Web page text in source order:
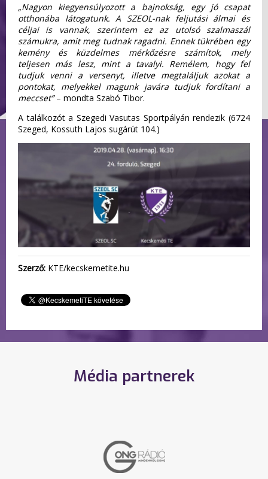
„Nagyon kiegyensúlyozott a bajnokság, egy jó csapat
otthonába látogatunk. A SZEOL-nak feljutási álmai és
céljai is vannak, szerintem ez az utolsó szalmaszál
számukra, amit meg tudnak ragadni. Ennek tükrében egy
kemény és küzdelmes mérkőzésre számítok, mely
teljesen más lesz, mint a tavalyi. Remélem, hogy fel
tudjuk venni a versenyt, illetve megtaláljuk azokat a
pontokat, melyekkel magunk javára tudjuk fordítani a
meccset”– mondta Szabó Tibor.
A találkozót a Szegedi Vasutas Sportpályán rendezik (6724
Szeged, Kossuth Lajos sugárút 104.)
Szerző: KTE/kecskemetite.hu
Média partnerek